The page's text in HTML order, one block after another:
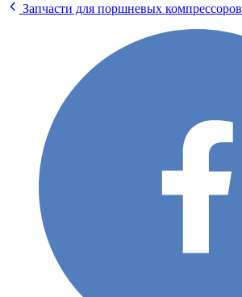
Запчасти для поршневых компрессоров